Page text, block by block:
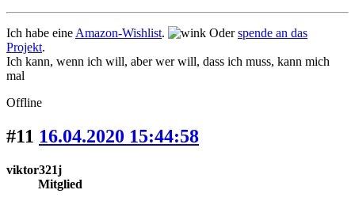
Ich habe eine Amazon-Wishlist. Oderspende an das
Projekt.
Ich kann, wenn ich will, aber wer will, dass ich muss, kann mich
mal
Offline
#11 16.04.2020 15:44:58
viktor321j
Mitglied